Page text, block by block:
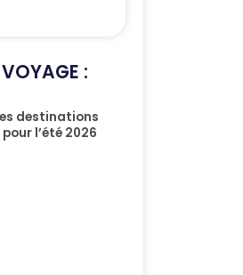
:
destinations
l’été 2026